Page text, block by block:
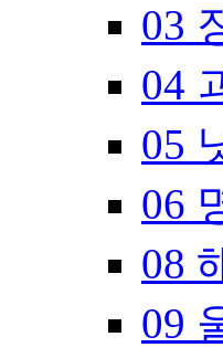
03
04
05
06
08
09